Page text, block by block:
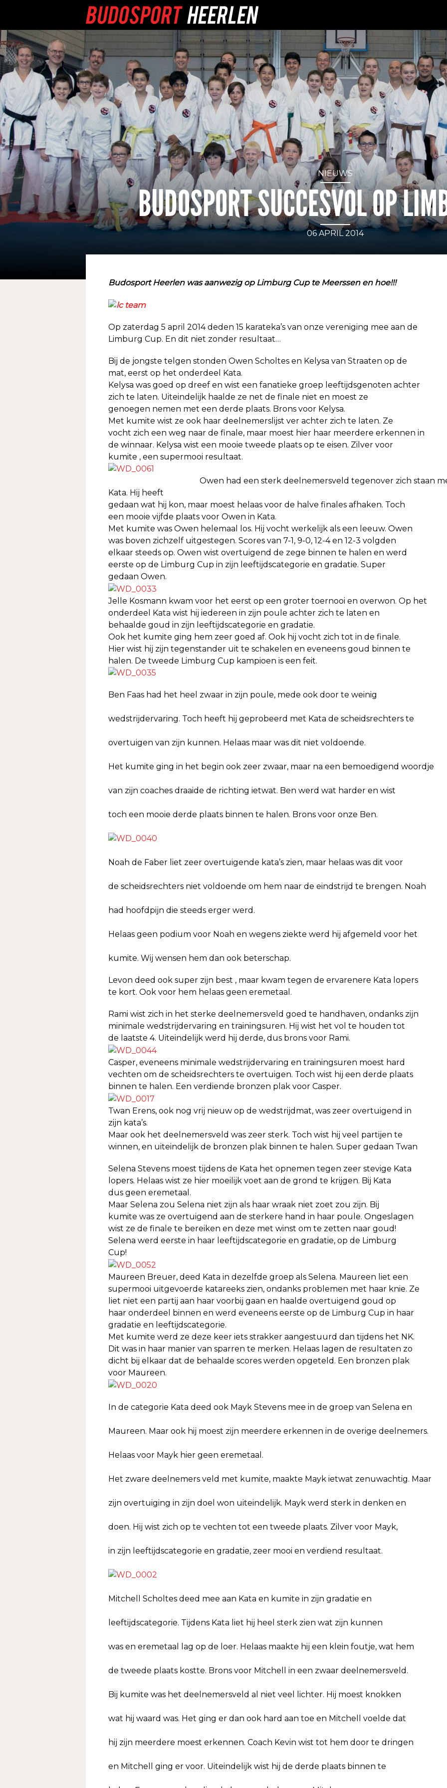
NIEUWS
BUDOSPORT SUCCESVOL OP
06 APRIL 2014
Budosport Heerlen was aanwezig op Limburg Cup te Meerssen en hoe!!!
Op zaterdag 5 april 2014 deden 15 karateka’s van onze vereniging mee aan de
Limburg Cup. En dit niet zonder resultaat…
Bij de jongste telgen stonden Owen Scholtes en Kelysa van Straaten op de
mat, eerst op het onderdeel Kata.
Kelysa was goed op dreef en wist een fanatieke groep leeftijdsgenoten achter
zich te laten. Uiteindelijk haalde ze net de finale niet en moest ze
genoegen nemen met een derde plaats. Brons voor Kelysa.
Met kumite wist ze ook haar deelnemerslijst ver achter zich te laten. Ze
vocht zich een weg naar de finale, maar moest hier haar meerdere erkennen in
de winnaar. Kelysa wist een mooie tweede plaats op te eisen. Zilver voor
kumite , een supermooi resultaat.
Owen had een sterk deelnemersveld tegenover zich staan
Kata. Hij heeft
gedaan wat hij kon, maar moest helaas voor de halve finales afhaken. Toch
een mooie vijfde plaats voor Owen in Kata.
Met kumite was Owen helemaal los. Hij vocht werkelijk als een leeuw. Owen
was boven zichzelf uitgestegen. Scores van 7-1, 9-0, 12-4 en 12-3 volgden
elkaar steeds op. Owen wist overtuigend de zege binnen te halen en werd
eerste op de Limburg Cup in zijn leeftijdscategorie en gradatie. Super
gedaan Owen.
Jelle Kosmann kwam voor het eerst op een groter toernooi en overwon. Op het
onderdeel Kata wist hij iedereen in zijn poule achter zich te laten en
behaalde goud in zijn leeftijdscategorie en gradatie.
Ook het kumite ging hem zeer goed af. Ook hij vocht zich tot in de finale.
Hier wist hij zijn tegenstander uit te schakelen en eveneens goud binnen te
halen. De tweede Limburg Cup kampioen is een feit.
Ben Faas had het heel zwaar in zijn poule, mede ook door te weinig
wedstrijdervaring. Toch heeft hij geprobeerd met Kata de scheidsrechters te
overtuigen van zijn kunnen. Helaas maar was dit niet voldoende.
Het kumite ging in het begin ook zeer zwaar, maar na een bemoedigend woordje
van zijn coaches draaide de richting ietwat. Ben werd wat harder en wist
toch een mooie derde plaats binnen te halen. Brons voor onze Ben.
Noah de Faber liet zeer overtuigende kata’s zien, maar helaas was dit voor
de scheidsrechters niet voldoende om hem naar de eindstrijd te brengen. Noah
had hoofdpijn die steeds erger werd.
Helaas geen podium voor Noah en wegens ziekte werd hij afgemeld voor het
kumite. Wij wensen hem dan ook beterschap.
Levon deed ook super zijn best , maar kwam tegen de ervarenere Kata lopers
te kort. Ook voor hem helaas geen eremetaal.
Rami wist zich in het sterke deelnemersveld goed te handhaven, ondanks zijn
minimale wedstrijdervaring en trainingsuren. Hij wist het vol te houden tot
de laatste 4. Uiteindelijk werd hij derde, dus brons voor Rami.
Casper, eveneens minimale wedstrijdervaring en trainingsuren moest hard
vechten om de scheidsrechters te overtuigen. Toch wist hij een derde plaats
binnen te halen. Een verdiende bronzen plak voor Casper.
Twan Erens, ook nog vrij nieuw op de wedstrijdmat, was zeer overtuigend in
zijn kata’s.
Maar ook het deelnemersveld was zeer sterk. Toch wist hij veel partijen te
winnen, en uiteindelijk de bronzen plak binnen te halen. Super gedaan Twan
Selena Stevens moest tijdens de Kata het opnemen tegen zeer stevige Kata
lopers. Helaas wist ze hier moeilijk voet aan de grond te krijgen. Bij Kata
dus geen eremetaal.
Maar Selena zou Selena niet zijn als haar wraak niet zoet zou zijn. Bij
kumite was ze overtuigend aan de sterkere hand in haar poule. Ongeslagen
wist ze de finale te bereiken en deze met winst om te zetten naar goud!
Selena werd eerste in haar leeftijdscategorie en gradatie, op de Limburg
Cup!
Maureen Breuer, deed Kata in dezelfde groep als Selena. Maureen liet een
supermooi uitgevoerde katareeks zien, ondanks problemen met haar knie. Ze
liet niet een partij aan haar voorbij gaan en haalde overtuigend goud op
haar onderdeel binnen en werd eveneens eerste op de Limburg Cup in haar
gradatie en leeftijdscategorie.
Met kumite werd ze deze keer iets strakker aangestuurd dan tijdens het NK.
Dit was in haar manier van sparren te merken. Helaas lagen de resultaten zo
dicht bij elkaar dat de behaalde scores werden opgeteld. Een bronzen plak
voor Maureen.
In de categorie Kata deed ook Mayk Stevens mee in de groep van Selena en
Maureen. Maar ook hij moest zijn meerdere erkennen in de overige deelnemers.
Helaas voor Mayk hier geen eremetaal.
Het zware deelnemers veld met kumite, maakte Mayk ietwat zenuwachtig. Maar
zijn overtuiging in zijn doel won uiteindelijk. Mayk werd sterk in denken en
doen. Hij wist zich op te vechten tot een tweede plaats. Zilver voor Mayk,
in zijn leeftijdscategorie en gradatie, zeer mooi en verdiend resultaat.
Mitchell Scholtes deed mee aan Kata en kumite in zijn gradatie en
leeftijdscategorie. Tijdens Kata liet hij heel sterk zien wat zijn kunnen
was en eremetaal lag op de loer. Helaas maakte hij een klein foutje, wat hem
de tweede plaats kostte. Brons voor Mitchell in een zwaar deelnemersveld.
Bij kumite was het deelnemersveld al niet veel lichter. Hij moest knokken
wat hij waard was. Het ging er dan ook hard aan toe en Mitchell voelde dat
hij zijn meerdere moest erkennen. Coach Kevin wist tot hem door te dringen
en Mitchell ging er voor. Uiteindelijk wist hij de derde plaats binnen te